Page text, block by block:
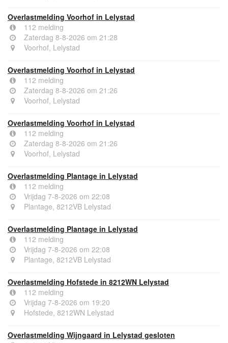
Overlastmelding Voorhof in Lelystad
112 melding
Zaterdag 8-8-2026 om 21:28
Voorhof, Lelystad
Overlastmelding Voorhof in Lelystad
112 melding
Zaterdag 8-8-2026 om 21:26
Voorhof, Lelystad
Overlastmelding Voorhof in Lelystad
112 melding
Zaterdag 8-8-2026 om 21:26
Voorhof, Lelystad
Overlastmelding Plantage in Lelystad
112 melding
Vrijdag 7-8-2026 om 22:08
Plantage, 8212VB Lelystad
Overlastmelding Plantage in Lelystad
112 melding
Vrijdag 7-8-2026 om 22:08
Plantage, 8212VB Lelystad
Overlastmelding Hofstede in 8212WN Lelystad
112 melding
Vrijdag 7-8-2026 om 19:20
Hofstede, 8212WN Lelystad
Overlastmelding Wijngaard in Lelystad gesloten